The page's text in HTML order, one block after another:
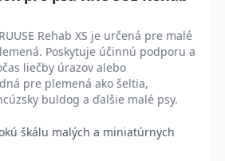
Rehab XS je určená pre malé
Poskytuje účinnú podporu a
liečby úrazov alebo
pre plemená ako šeltia,
buldog a ďalšie malé psy.
škálu malých a miniatúrnych